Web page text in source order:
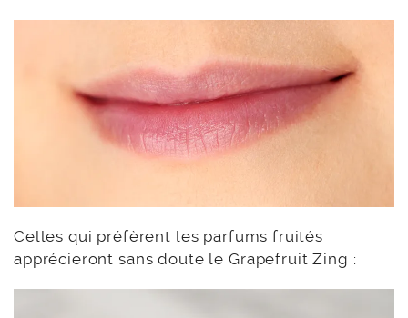
Celles qui préfèrent les parfums fruités
apprécieront sans doute le Grapefruit Zing :